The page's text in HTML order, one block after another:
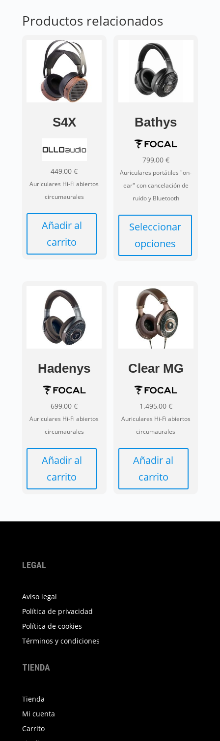
Productos relacionados
S4X
449,00€
Auriculares Hi-Fi abiertos
circumaurales
Añadir al
carrito
Bathys
799,00 €
Auriculares portátiles "on-
ear" con cancelación de
ruido y Bluetooth
Seleccionar
opciones
tiene
múltiples
variantes.
Las
opciones
pueden
en
la
página
Hadenys
699,00€
Auriculares Hi-Fi abiertos
circumaurales
Añadir al
carrito
Clear MG
1.495,00 €
Auriculares Hi-Fi abiertos
circumaurales
Añadir al
carrito
LEGAL
Aviso legal
Política de privacidad
Política de cookies
Términos y condiciones
TIENDA
Tienda
Mi cuenta
Carrito